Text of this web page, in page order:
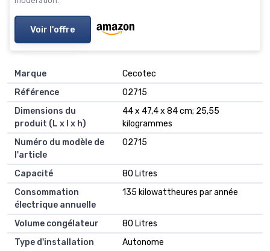
Voir l'offre
Marque
‎Cecotec
Référence
‎02715
Dimensions du
produit (L x l x h)
‎44 x 47,4 x 84 cm; 25,55
kilogrammes
Numéro du modèle de
l'article
‎02715
Capacité
‎80 Litres
Consommation
électrique annuelle
‎135 kilowattheures par année
Volume congélateur
‎80 Litres
Type d'installation
‎Autonome